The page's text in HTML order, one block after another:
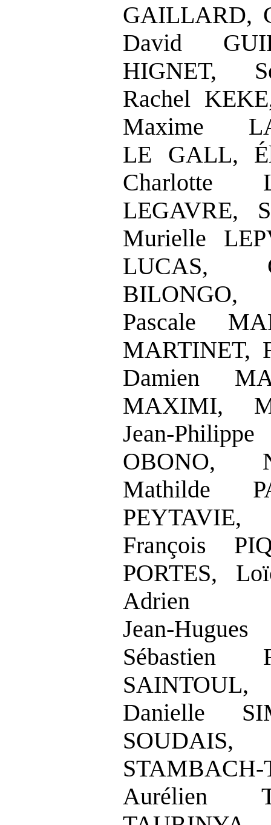
GAILLARD,
David
HIGNET,
Rachel
Maxime
LE
GALL,
Charlotte
LEGAVRE,
Murielle
LUCAS,
Pascale
MARTINET,
Damien
MAXIMI,
Jean‑
OBONO,
Mathilde
François
PORTES,
Adrien
Jean‑
Sébastien
Danielle
STAMBACH‑
Aurélien